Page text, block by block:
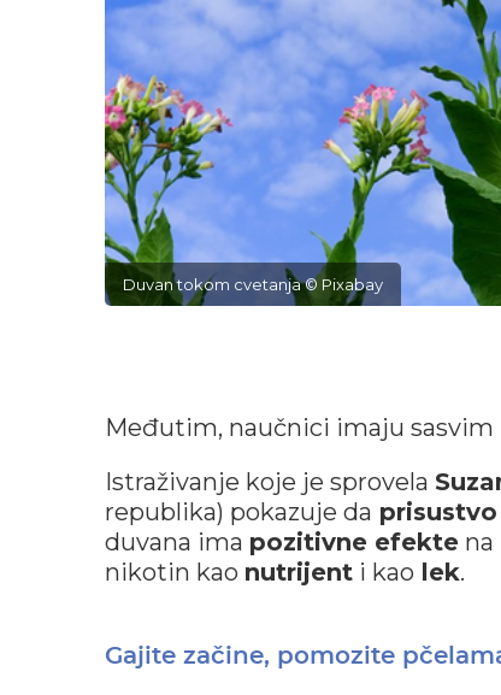
Duvan tokom cvetanja © Pixabay
Međutim, naučnici imaju sasvim
Istraživanje koje je sprovela
republika) pokazuje da
duvana ima pozitivne efekte na
nikotin kao nutrijent i kao lek.
Gajite začine, pomozite